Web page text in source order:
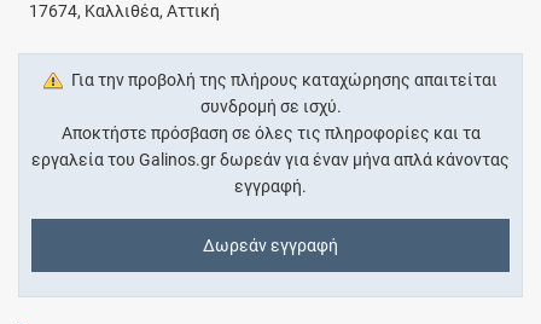
17674, Καλλιθέα, Αττική
Για την προβολή της πλήρους καταχώρησης απαιτείται
συνδρομή σε ισχύ.
Αποκτήστε πρόσβαση σε όλες τις πληροφορίες και τα
εργαλεία του Galinos.gr δωρεάν για έναν μήνα απλά κάνοντας
εγγραφή.
Δωρεάν εγγραφή